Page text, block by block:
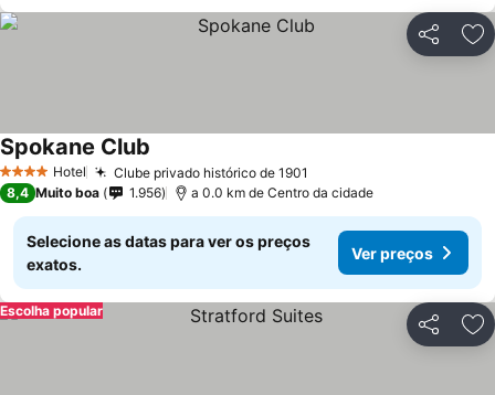
Partilhar
4 EstrelasHotel Clube privado histórico de 1901
Spokane Club
8,4 Muito boa 1.956 a 0.0 km de Centro da cidade
Selecione as datas para ver os preços
exatos.
Ver preços
Partilhar
Escolha popular